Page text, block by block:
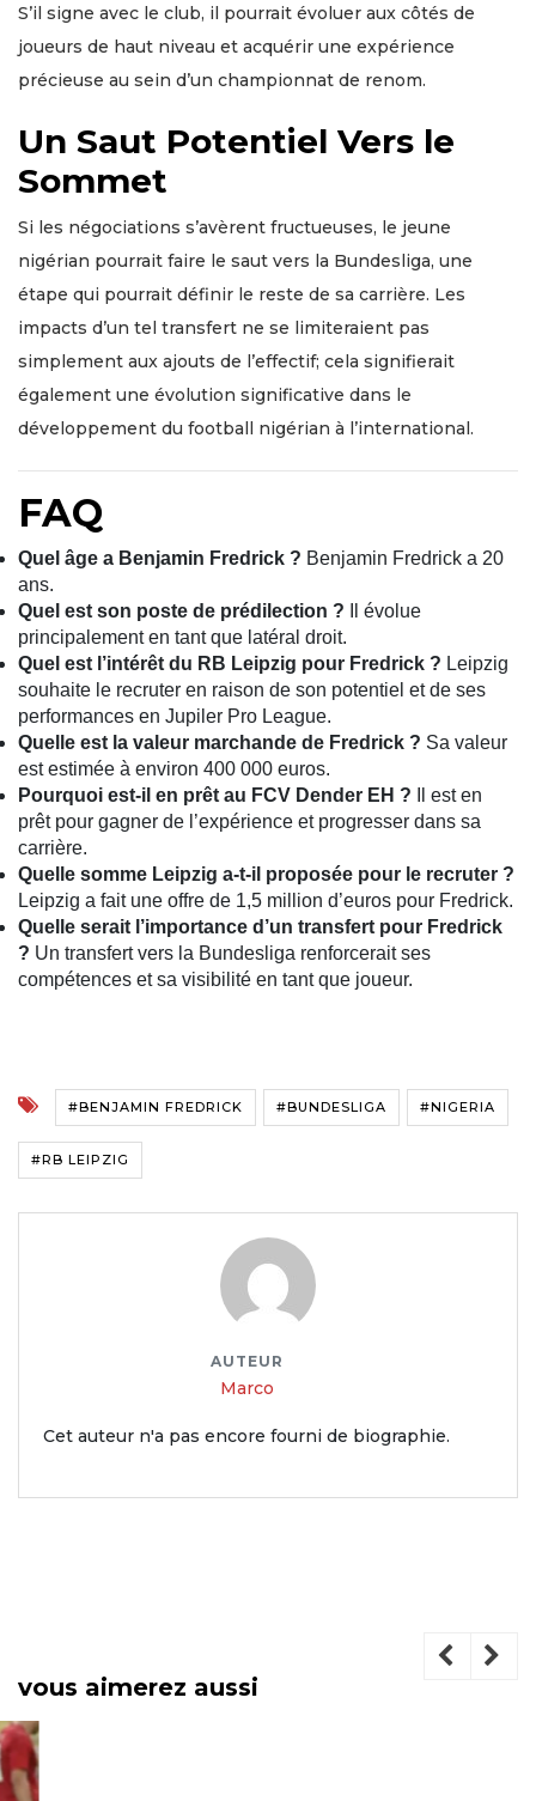
S’il signe avec le club, il pourrait évoluer aux côtés de
joueurs de haut niveau et acquérir une expérience
précieuse au sein d’un championnat de renom.
Un Saut Potentiel Vers le
Sommet
Si les négociations s’avèrent fructueuses, le jeune
nigérian pourrait faire le saut vers la Bundesliga, une
étape qui pourrait définir le reste de sa carrière. Les
impacts d’un tel transfert ne se limiteraient pas
simplement aux ajouts de l’effectif; cela signifierait
également une évolution significative dans le
développement du football nigérian à l’international.
FAQ
Quel âge a Benjamin Fredrick ? Benjamin Fredrick a 20
ans.
Quel est son poste de prédilection ? Il évolue
principalement en tant que latéral droit.
Quel est l’intérêt du RB Leipzig pour Fredrick ? Leipzig
souhaite le recruter en raison de son potentiel et de ses
performances en Jupiler Pro League.
Quelle est la valeur marchande de Fredrick ? Sa valeur
est estimée à environ 400 000 euros.
Pourquoi est-il en prêt au FCV Dender EH ? Il est en
prêt pour gagner de l’expérience et progresser dans sa
carrière.
Quelle somme Leipzig a-t-il proposée pour le recruter ?
Leipzig a fait une offre de 1,5 million d’euros pour Fredrick.
Quelle serait l’importance d’un transfert pour Fredrick
? Un transfert vers la Bundesliga renforcerait ses
compétences et sa visibilité en tant que joueur.
#BENJAMIN FREDRICK #BUNDESLIGA #NIGERIA
#RB LEIPZIG
AUTEUR
Marco
Cet auteur n'a pas encore fourni de biographie.
vous aimerez aussi